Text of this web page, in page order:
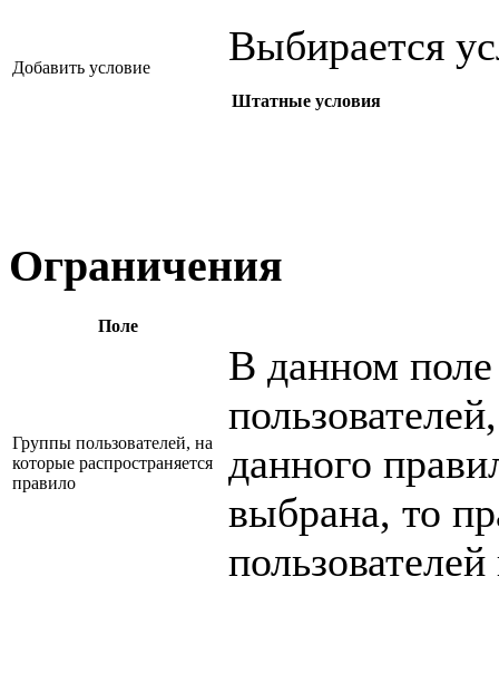
Добавить условие Выбирается
Штатные условия
Ограничения
Поле
Группы пользователей, на
которые распространяется
правило
В данном
данного
выбрана, то